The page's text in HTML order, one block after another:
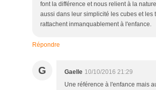
font la différence et nous relient à la
aussi dans leur simplicité les cubes et les
rattachent inmanquablement à l'enfance.
Répondre
G Gaelle 10/10/2016 21:29
Une référence à l'enfance mais